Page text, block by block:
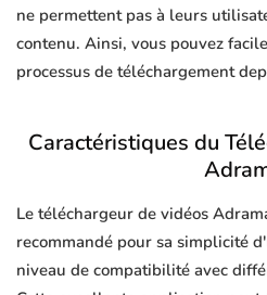
ne permettent pas à leurs
contenu. Ainsi, vous pouvez
processus de téléchargement
Caractéristiques du
Le téléchargeur de vidéos
recommandé pour sa simplicité
niveau de compatibilité avec